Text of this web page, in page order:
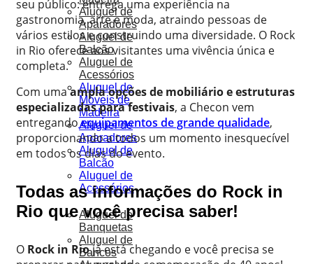
Aluguel de
Aparadores
Aluguel de
Balcão
Aluguel de
Acessórios
Aluguel de
Móveis de
Madeira
Aluguel de
Aparadores
Aluguel de
Balcão
Aluguel de
Acessórios
Aluguel de
Banquetas
Aluguel de
Bancos
seu público: entrega uma experiência na
gastronomia, arte e moda, atraindo pessoas de
vários estilos e construindo uma diversidade. O Rock
in Rio oferece aos visitantes uma vivência única e
completa.
Com umaampla opções de mobiliário e estruturas
especializadas para festivais, a Checon vem
entregandoequipamentos de grande qualidade,
proporcionando a todos um momento inesquecível
em todos os dias do evento.
Todas as informações do Rock in
Rio que você precisa saber!
O Rock in Riojá está chegando e você precisa se